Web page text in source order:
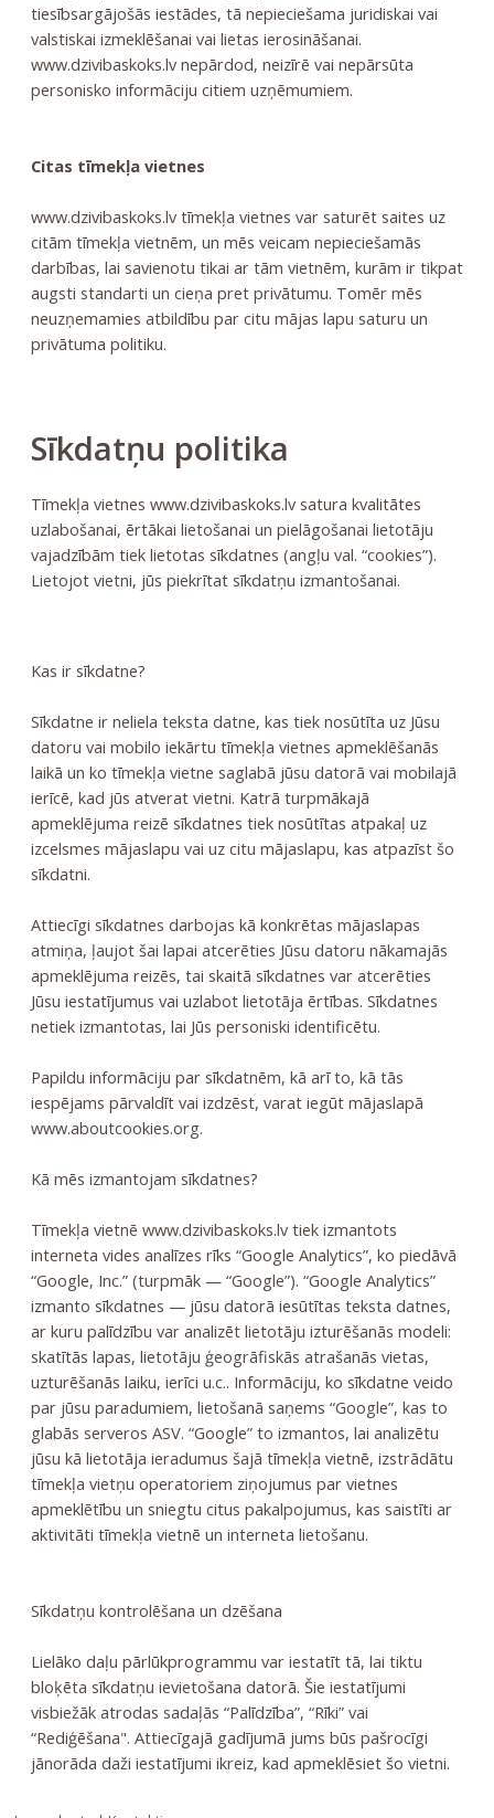
tiesībsargājošās iestādes, tā nepieciešama juridiskai vai
valstiskai izmeklēšanai vai lietas ierosināšanai.
www.dzivibaskoks.lv nepārdod, neizīrē vai nepārsūta
personisko informāciju citiem uzņēmumiem.
Citas tīmekļa vietnes
www.dzivibaskoks.lv tīmekļa vietnes var saturēt saites uz
citām tīmekļa vietnēm, un mēs veicam nepieciešamās
darbības, lai savienotu tikai ar tām vietnēm, kurām ir tikpat
augsti standarti un cieņa pret privātumu. Tomēr mēs
neuzņemamies atbildību par citu mājas lapu saturu un
privātuma politiku.
Sīkdatņu politika
Tīmekļa vietnes www.dzivibaskoks.lv satura kvalitātes
uzlabošanai, ērtākai lietošanai un pielāgošanai lietotāju
vajadzībām tiek lietotas sīkdatnes (angļu val. “cookies”).
Lietojot vietni, jūs piekrītat sīkdatņu izmantošanai.
Kas ir sīkdatne?
Sīkdatne ir neliela teksta datne, kas tiek nosūtīta uz Jūsu
datoru vai mobilo iekārtu tīmekļa vietnes apmeklēšanās
laikā un ko tīmekļa vietne saglabā jūsu datorā vai mobilajā
ierīcē, kad jūs atverat vietni. Katrā turpmākajā
apmeklējuma reizē sīkdatnes tiek nosūtītas atpakaļ uz
izcelsmes mājaslapu vai uz citu mājaslapu, kas atpazīst šo
sīkdatni.
Attiecīgi sīkdatnes darbojas kā konkrētas mājaslapas
atmiņa, ļaujot šai lapai atcerēties Jūsu datoru nākamajās
apmeklējuma reizēs, tai skaitā sīkdatnes var atcerēties
Jūsu iestatījumus vai uzlabot lietotāja ērtības. Sīkdatnes
netiek izmantotas, lai Jūs personiski identificētu.
Papildu informāciju par sīkdatnēm, kā arī to, kā tās
iespējams pārvaldīt vai izdzēst, varat iegūt mājaslapā
www.aboutcookies.org.
Kā mēs izmantojam sīkdatnes?
Tīmekļa vietnē www.dzivibaskoks.lv tiek izmantots
interneta vides analīzes rīks “Google Analytics”, ko piedāvā
“Google, Inc.” (turpmāk — “Google”). “Google Analytics”
izmanto sīkdatnes — jūsu datorā iesūtītas teksta datnes,
ar kuru palīdzību var analizēt lietotāju izturēšanās modeli:
skatītās lapas, lietotāju ģeogrāfiskās atrašanās vietas,
uzturēšanās laiku, ierīci u.c.. Informāciju, ko sīkdatne veido
par jūsu paradumiem, lietošanā saņems “Google”, kas to
glabās serveros ASV. “Google” to izmantos, lai analizētu
jūsu kā lietotāja ieradumus šajā tīmekļa vietnē, izstrādātu
tīmekļa vietņu operatoriem ziņojumus par vietnes
apmeklētību un sniegtu citus pakalpojumus, kas saistīti ar
aktivitāti tīmekļa vietnē un interneta lietošanu.
Sīkdatņu kontrolēšana un dzēšana
Lielāko daļu pārlūkprogrammu var iestatīt tā, lai tiktu
bloķēta sīkdatņu ievietošana datorā. Šie iestatījumi
visbiežāk atrodas sadaļās “Palīdzība”, “Rīki” vai
“Rediģēšana". Attiecīgajā gadījumā jums būs pašrocīgi
jānorāda daži iestatījumi ikreiz, kad apmeklēsiet šo vietni.
Par datu konfidencialitāti un drošību lasiet: